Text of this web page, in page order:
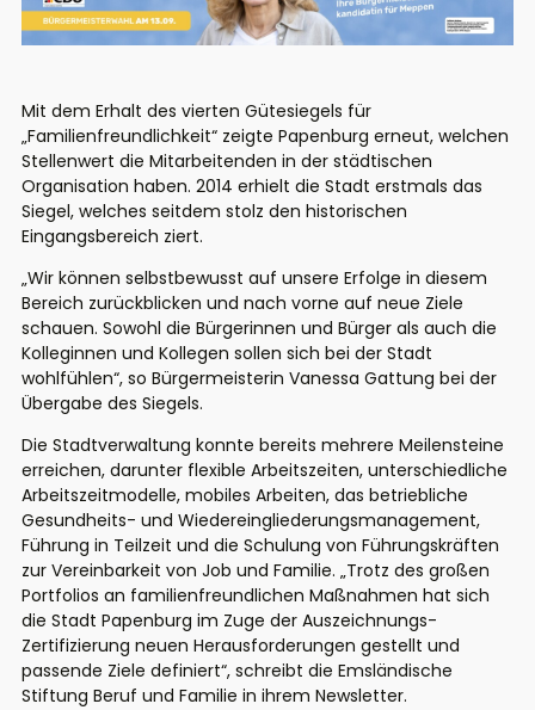
Mit dem Erhalt des vierten Gütesiegels für
„Familienfreundlichkeit“ zeigte Papenburg erneut, welchen
Stellenwert die Mitarbeitenden in der städtischen
Organisation haben. 2014 erhielt die Stadt erstmals das
Siegel, welches seitdem stolz den historischen
Eingangsbereich ziert.
„Wir können selbstbewusst auf unsere Erfolge in diesem
Bereich zurückblicken und nach vorne auf neue Ziele
schauen. Sowohl die Bürgerinnen und Bürger als auch die
Kolleginnen und Kollegen sollen sich bei der Stadt
wohlfühlen“, so Bürgermeisterin Vanessa Gattung bei der
Übergabe des Siegels.
Die Stadtverwaltung konnte bereits mehrere Meilensteine
erreichen, darunter flexible Arbeitszeiten, unterschiedliche
Arbeitszeitmodelle, mobiles Arbeiten, das betriebliche
Gesundheits- und Wiedereingliederungsmanagement,
Führung in Teilzeit und die Schulung von Führungskräften
zur Vereinbarkeit von Job und Familie. „Trotz des großen
Portfolios an familienfreundlichen Maßnahmen hat sich
die Stadt Papenburg im Zuge der Auszeichnungs-
Zertifizierung neuen Herausforderungen gestellt und
passende Ziele definiert“, schreibt die Emsländische
Stiftung Beruf und Familie in ihrem Newsletter.